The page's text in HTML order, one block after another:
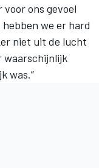
ons gevoel
we er hard
niet uit de lucht
waarschijnlijk
was.”